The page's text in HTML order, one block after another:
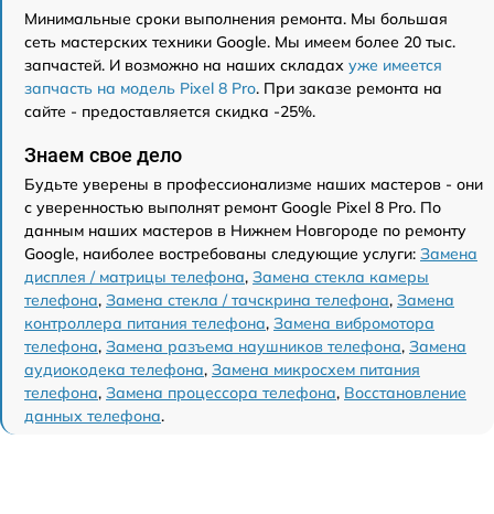
Минимальные сроки выполнения ремонта. Мы большая
сеть мастерских техники Google. Мы имеем более 20 тыс.
запчастей. И возможно на наших складах уже имеется
запчасть на модель Pixel 8 Pro. При заказе ремонта на
сайте - предоставляется скидка -25%.
Знаем свое дело
Будьте уверены в профессионализме наших мастеров - они
с уверенностью выполнят ремонт Google Pixel 8 Pro. По
данным наших мастеров в Нижнем Новгороде по ремонту
Google, наиболее востребованы следующие услуги: Замена
дисплея / матрицы телефона, Замена стекла камеры
телефона, Замена стекла / тачскрина телефона, Замена
контроллера питания телефона, Замена вибромотора
телефона, Замена разъема наушников телефона, Замена
аудиокодека телефона, Замена микросхем питания
телефона, Замена процессора телефона, Восстановление
данных телефона.